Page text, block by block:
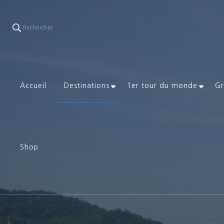
Rechercher
Accueil Destinations 1er tour du monde
Shop